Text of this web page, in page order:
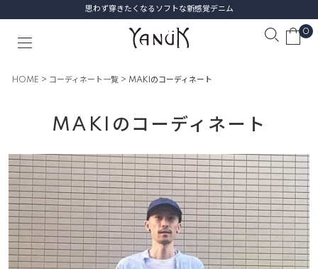
思わず穿きたくなるソフトな新感覚デニム
0
HOME コーディネート一覧 MAKIのコーディネート
MAKIのコーディネート